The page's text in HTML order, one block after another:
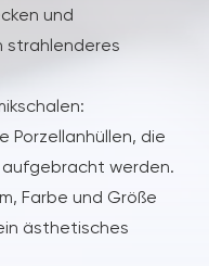
und
strahlenderes
Porzellanhüllen, die
werden.
Farbe und Größe
ästhetisches